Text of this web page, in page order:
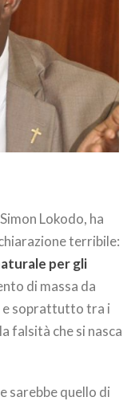
Lokodo, ha
terribile:
per gli
di massa da
e soprattutto tra i
falsità che si nasca
sarebbe quello di